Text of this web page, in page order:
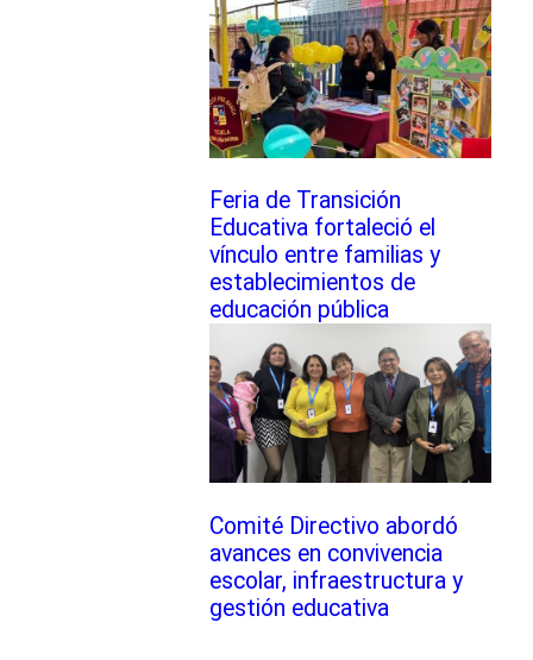
Feria de Transición
Educativa fortaleció el
vínculo entre familias y
establecimientos de
educación pública
Comité Directivo abordó
avances en convivencia
escolar, infraestructura y
gestión educativa